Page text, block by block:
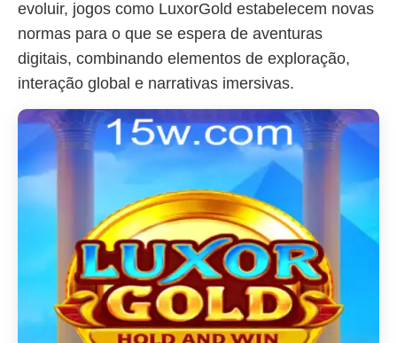
evoluir, jogos como LuxorGold estabelecem novas
normas para o que se espera de aventuras
digitais, combinando elementos de exploração,
interação global e narrativas imersivas.